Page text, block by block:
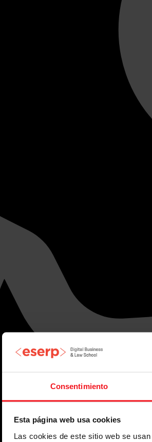
Consentimiento
Esta página web usa cookies
Las cookies de este sitio web se